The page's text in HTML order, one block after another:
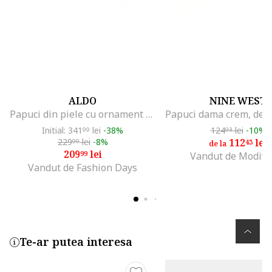
ALDO
Papuci din piele cu ornament metalic Khali, Auriu/Maro inchis
Initial: 341 99 lei -38%
22999lei -8%
20999lei
Vandut de Fashion Days
NINE WEST
12493lei -10%
de la 11243lei
Vandut de
Te-ar putea interesa